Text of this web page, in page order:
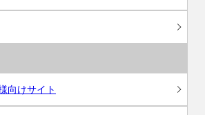
向けサイト